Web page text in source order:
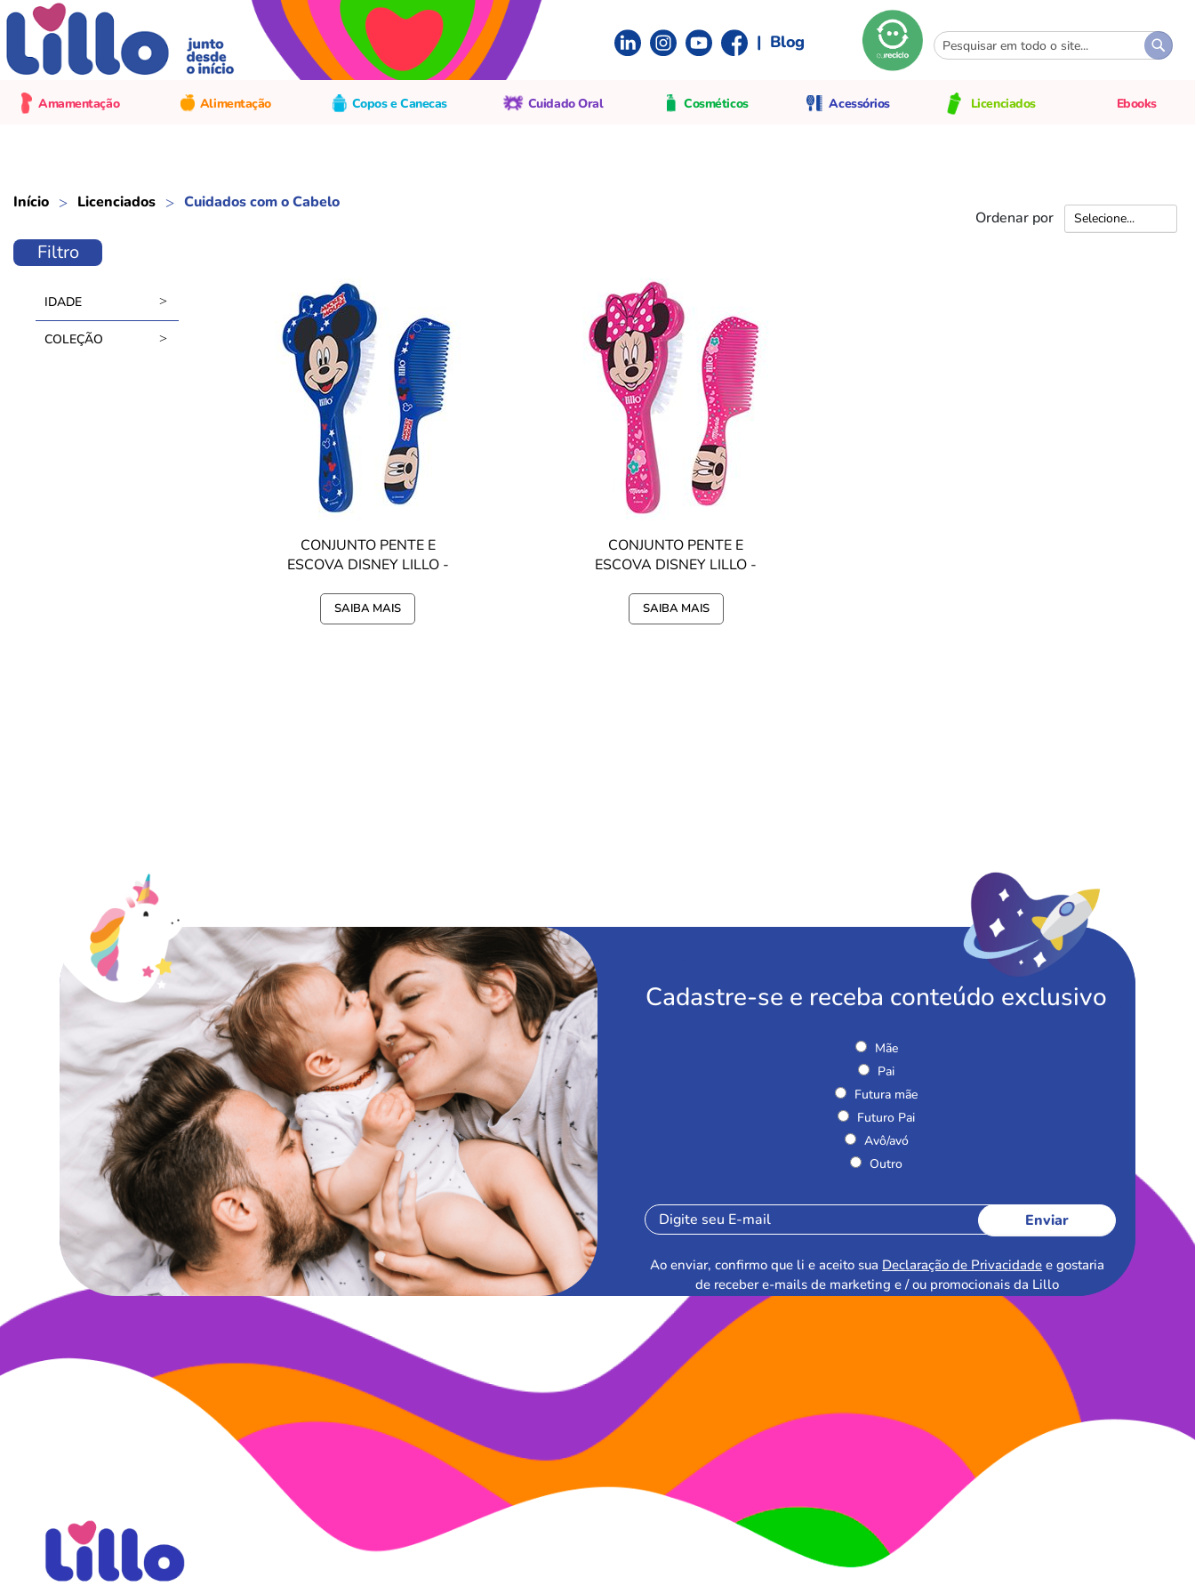
| Blog
Amamentação Alimentação Copos e Canecas Cuidado Oral Cosméticos Acessórios Licenciados Ebooks
Início Licenciados
Cuidados com o Cabelo
Ordenar por
CONJUNTO PENTE E
ESCOVA DISNEY LILLO -
SAIBA MAIS
CONJUNTO PENTE E
ESCOVA DISNEY LILLO -
SAIBA MAIS
Filtro
IDADE
COLEÇÃO
Cadastre-se e receba conteúdo exclusivo
Mãe
Pai
Futura mãe
Futuro Pai
Avô/avó
Outro
Enviar
Ao enviar, confirmo que li e aceito sua Declaração de Privacidade e gostaria
de receber e-mails de marketing e / ou promocionais da Lillo